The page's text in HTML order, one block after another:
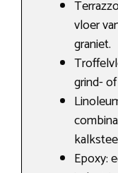
vloer
graniet.
grind-
Epoxy: